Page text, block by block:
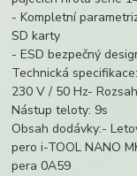
- Kompletní
SD karty
- ESD bezpečný
Technická
230 V / 50 Hz-
Nástup teloty: 9s
Obsah dodávky:-
pero i-TOOL NANO
pera 0A59